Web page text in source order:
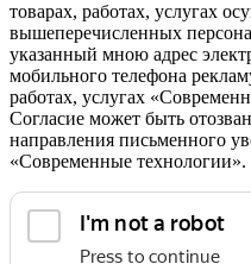
товарах, работах, услугах
вышеперечисленных
указанный мною адрес
мобильного телефона
работах, услугах
Согласие может быть
направления письменного
«Современные технологии».